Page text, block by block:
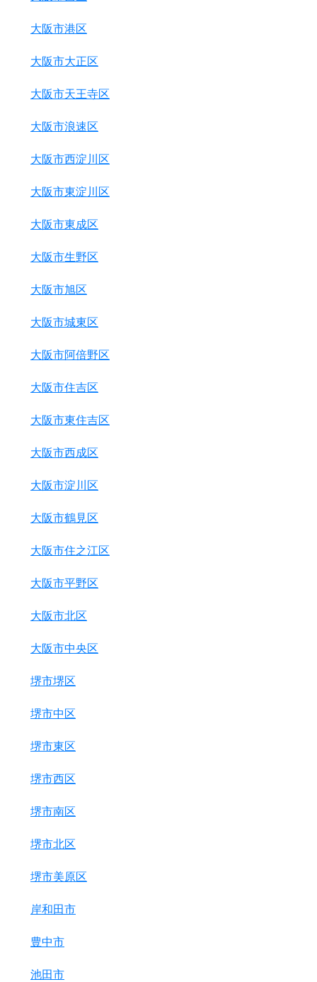
大阪市港区
大阪市大正区
大阪市天王寺区
大阪市浪速区
大阪市西淀川区
大阪市東淀川区
大阪市東成区
大阪市生野区
大阪市旭区
大阪市城東区
大阪市阿倍野区
大阪市住吉区
大阪市東住吉区
大阪市西成区
大阪市淀川区
大阪市鶴見区
大阪市住之江区
大阪市平野区
大阪市北区
大阪市中央区
堺市堺区
堺市中区
堺市東区
堺市西区
堺市南区
堺市北区
堺市美原区
岸和田市
豊中市
池田市